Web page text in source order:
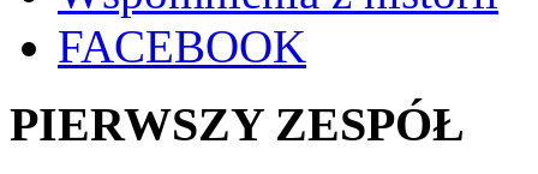
FACEBOOK
PIERWSZY ZESPÓŁ